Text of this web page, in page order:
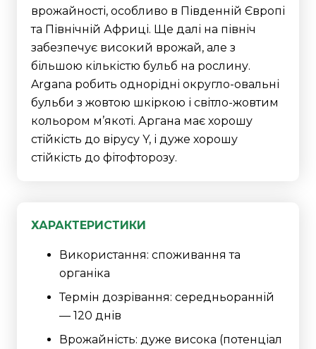
врожайності, особливо в Південній Європі
та Північній Африці. Ще далі на північ
забезпечує високий врожай, але з
більшою кількістю бульб на рослину.
Argana робить однорідні округло-овальні
бульби з жовтою шкіркою і світло-жовтим
кольором м’якоті. Аргана має хорошу
стійкість до вірусу Y, і дуже хорошу
стійкість до фітофторозу.
ХАРАКТЕРИСТИКИ
Використання: споживання та
органіка
Термін дозрівання: середньоранній
— 120 днів
Врожайність: дуже висока (потенціал